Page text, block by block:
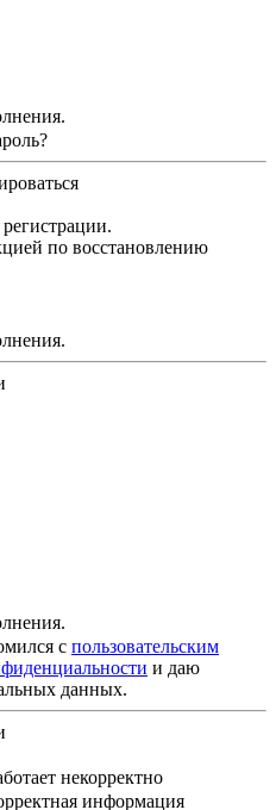
по восстановлению
с пользовательским
и даю
данных.
некорректно
информация